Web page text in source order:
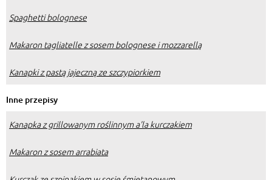
Spaghetti bolognese
Makaron tagliatelle z sosem bolognese i mozzarellą
Kanapki z pastą jajeczną ze szczypiorkiem
Inne przepisy
Kanapka z grillowanym roślinnym a'la kurczakiem
Makaron z sosem arrabiata